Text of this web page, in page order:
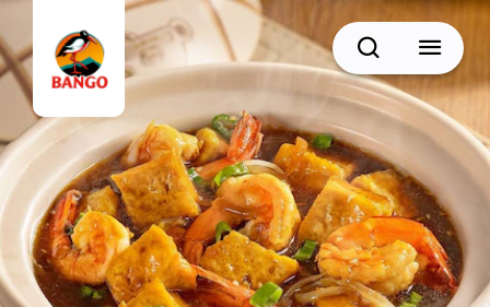
BACK
Resep Sate
Resep Semur
Cari